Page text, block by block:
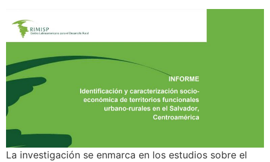
La investigación se enmarca en los estudios sobre el